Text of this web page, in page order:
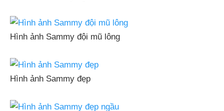
Hình ảnh Sammy đội mũ lông
Hình ảnh Sammy đẹp